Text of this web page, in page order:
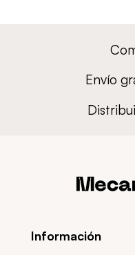
Envío
Información